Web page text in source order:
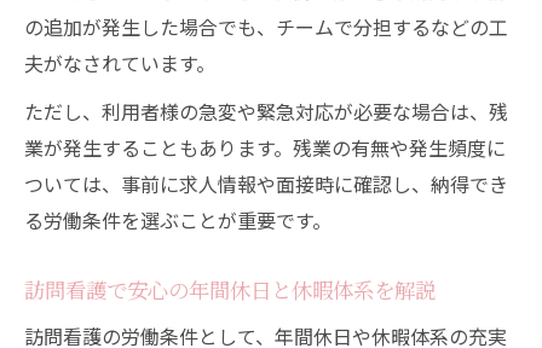
の追加が発生した場合でも、チームで分担するなどの工
夫がなされています。
ただし、利用者様の急変や緊急対応が必要な場合は、残
業が発生することもあります。残業の有無や発生頻度に
ついては、事前に求人情報や面接時に確認し、納得でき
る労働条件を選ぶことが重要です。
訪問看護で安心の年間休日と休暇体系を解説
訪問看護の労働条件として、年間休日や休暇体系の充実